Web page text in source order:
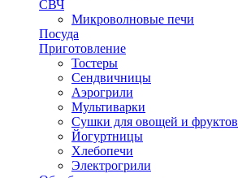
СВЧ
Микроволновые печи
Посуда
Приготовление
Тостеры
Сендвичницы
Аэрогрили
Мультиварки
Сушки для овощей и фруктов
Йогуртницы
Хлебопечи
Электрогрили